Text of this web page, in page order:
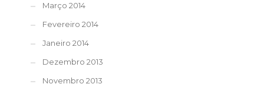
Março 2014
Fevereiro 2014
Janeiro 2014
Dezembro 2013
Novembro 2013